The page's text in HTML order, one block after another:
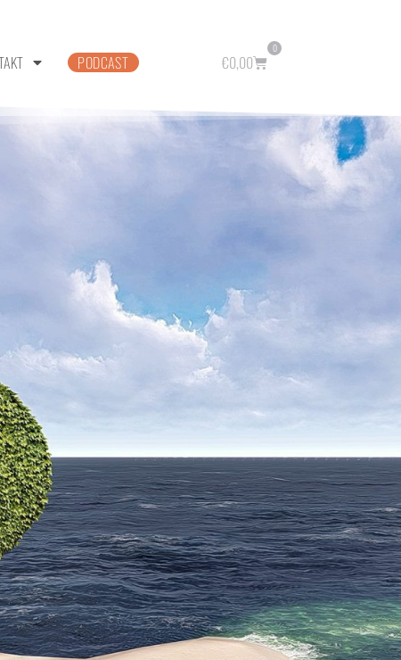
PODCAST €0,00
0